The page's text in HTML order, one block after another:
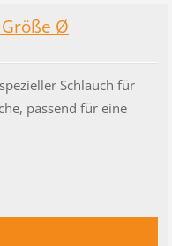
Ø
Schlauch für
passend für eine